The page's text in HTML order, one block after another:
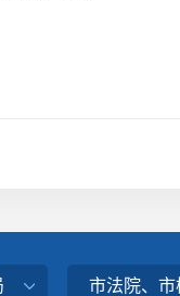
市法院、市